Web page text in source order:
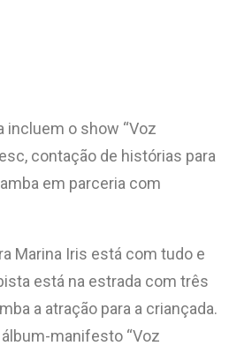
incluem o show “Voz
contação de histórias para
em parceria com
Marina Iris está com tudo e
está na estrada com três
a atração para a criançada.
manifesto “Voz